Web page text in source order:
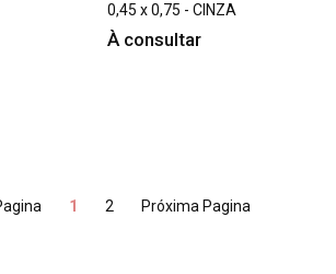
0,45 x 0,75 - CINZA
À consultar
1 2 Próxima Pagina